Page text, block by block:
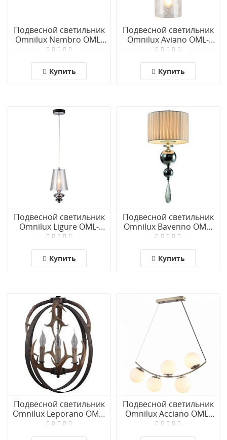
Подвесной светильник
Omnilux Nembro OML-
59503-04
Купить
Подвесной светильник
Omnilux Aviano OML-
84606-01
Купить
Подвесной светильник
Omnilux Ligure OML-
67506-01
Купить
Подвесной светильник
Omnilux Bavenno OML-
88006-01
Купить
Подвесной светильник
Omnilux Leporano OML-
51906-04
Подвесной светильник
Omnilux Acciano OML-
94903-05